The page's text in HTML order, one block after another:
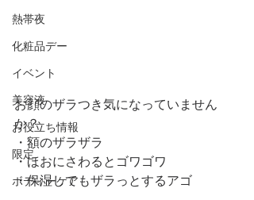
熱帯夜
化粧品デー
イベント
美容液
お役立ち情報
限定
ボディーケア
お顔のザラつき気になっていません
か？
・額のザラザラ
・ほおにさわるとゴワゴワ
・保湿してもザラっとするアゴ